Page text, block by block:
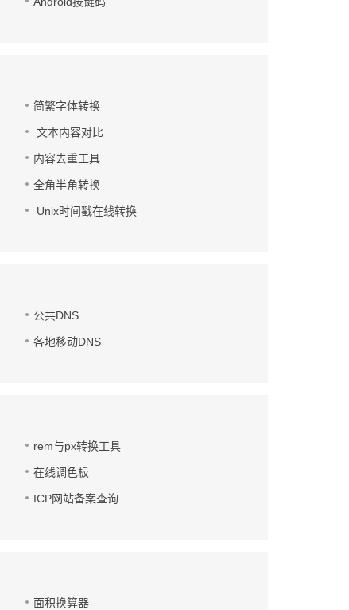
简繁字体转换
文本内容对比
内容去重工具
全角半角转换
Unix时间戳在线转换
公共DNS
各地移动DNS
rem与px转换工具
在线调色板
ICP网站备案查询
面积换算器